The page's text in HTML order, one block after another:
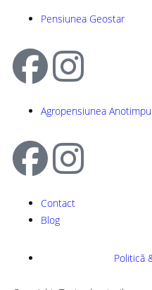
Pensiunea Geostar
Agropensiunea
Contact
Blog
Politică